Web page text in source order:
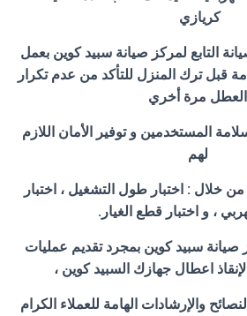
كريازي
التابع لمركز صيانة سبيد كوين بعمل
قبل ترك المنزل للتأكد من عدم تكرار
العطل مرة أخري
المستخدمين و توفير الأمان اللازم
لهم
من خلال : اختبار طول التشغيل ، اختبار
، و اختبار قطع الغيار.
سبيد كوين بمجرد تقديم عمليات
لإنقاذ اعطال جهازك السبيد كوين ،
والإرشادات الهامة للعملاء الكرام